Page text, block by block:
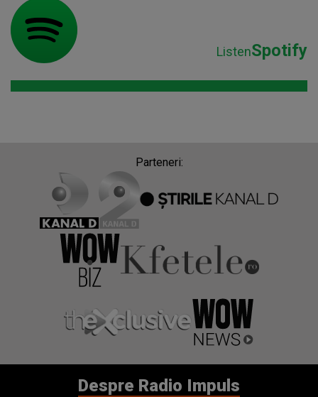
ListenSpotify
Parteneri:
Despre Radio Impuls